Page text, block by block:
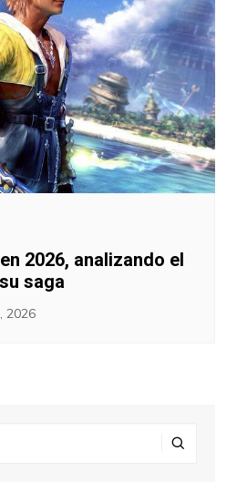
2026, analizando el
saga
2026